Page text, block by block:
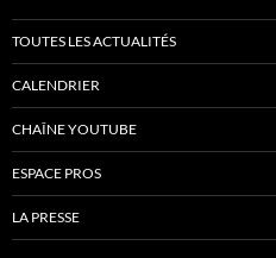
TOUTES LES ACTUALITÉS
CALENDRIER
CHAÎNE YOUTUBE
ESPACE PROS
LA PRESSE